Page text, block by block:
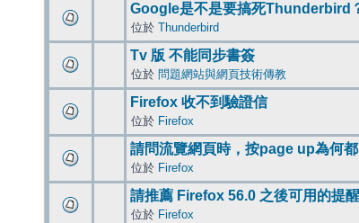
Google是不是要搞死Thunderbird
位於 Thunderbird
Tv 版 不能同步書簽
位於 問題網站與網頁技術傳教
Firefox 收不到驗證信
位於 Firefox
請問流覽網頁時，按page up為何
位於 Firefox
請推薦 Firefox 56.0 之後可用的提
位於 Firefox